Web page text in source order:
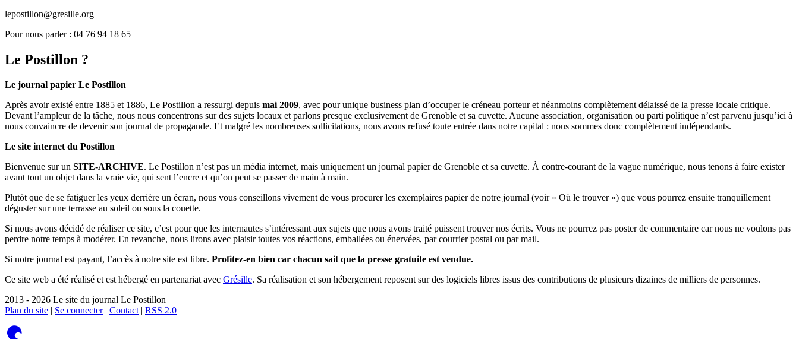
lepostillon@gresille.org
Pour nous parler : 04 76 94 18 65
Le Postillon ?
Le journal papier Le Postillon
Après avoir existé entre 1885 et 1886, Le Postillon a ressurgi depuis mai 2009, avec pour unique business plan d’occuper le créneau porteur et néanmoins complètement délaissé de la presse locale critique.
Devant l’ampleur de la tâche, nous nous concentrons sur des sujets locaux et parlons presque exclusivement de Grenoble et sa cuvette. Aucune association, organisation ou parti politique n’est parvenu jusqu’ici à
nous convaincre de devenir son journal de propagande. Et malgré les nombreuses sollicitations, nous avons refusé toute entrée dans notre capital : nous sommes donc complètement indépendants.
Le site internet du Postillon
Bienvenue sur un SITE-ARCHIVE. Le Postillon n’est pas un média internet, mais uniquement un journal papier de Grenoble et sa cuvette. À contre-courant de la vague numérique, nous tenons à faire exister
avant tout un objet dans la vraie vie, qui sent l’encre et qu’on peut se passer de main à main.
Plutôt que de se fatiguer les yeux derrière un écran, nous vous conseillons vivement de vous procurer les exemplaires papier de notre journal (voir « Où le trouver ») que vous pourrez ensuite tranquillement
déguster sur une terrasse au soleil ou sous la couette.
Si nous avons décidé de réaliser ce site, c’est pour que les internautes s’intéressant aux sujets que nous avons traité puissent trouver nos écrits. Vous ne pourrez pas poster de commentaire car nous ne voulons pas
perdre notre temps à modérer. En revanche, nous lirons avec plaisir toutes vos réactions, emballées ou énervées, par courrier postal ou par mail.
Si notre journal est payant, l’accès à notre site est libre. Profitez-en bien car chacun sait que la presse gratuite est vendue.
Ce site web a été réalisé et est hébergé en partenariat avec Grésille. Sa réalisation et son hébergement reposent sur des logiciels libres issus des contributions de plusieurs dizaines de milliers de personnes.
2013 - 2026 Le site du journal Le Postillon
Plan du site | Se connecter| Contact | RSS 2.0